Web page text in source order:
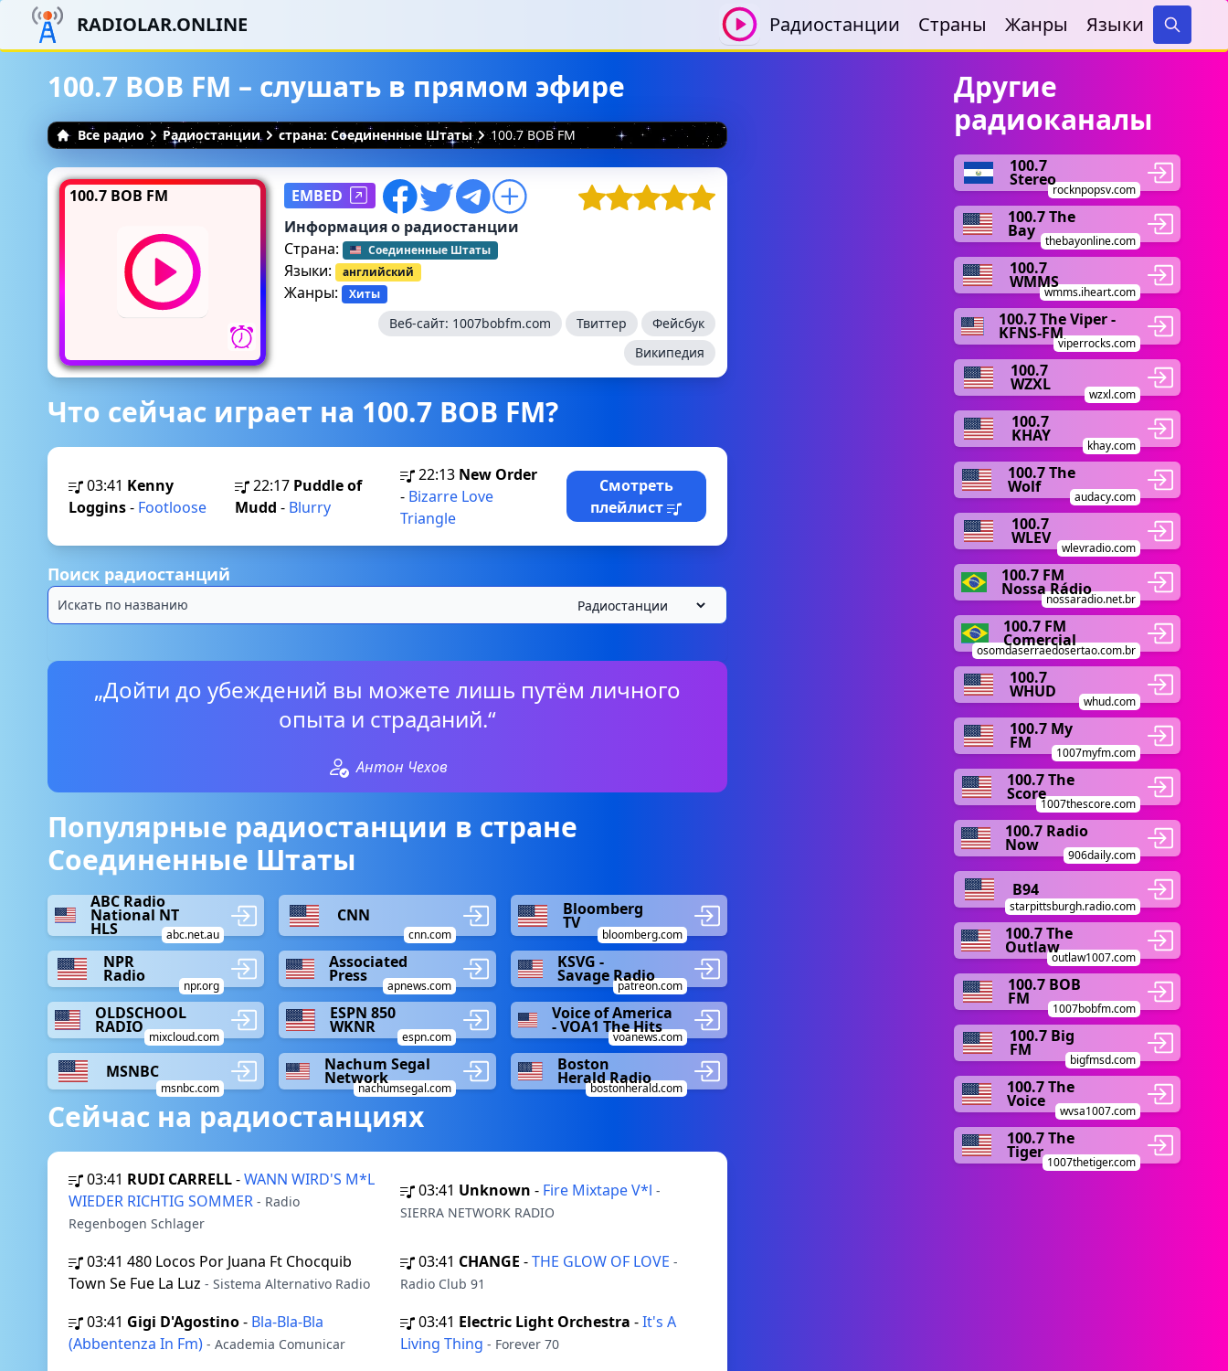
RADIOLAR.ONLINE Радиостанции Страны Жанры Языки
Search
100.7 BOB FM – слушать в прямом эфире
Все радио Радиостанции страна: Соединенные Штаты 100.7 BOB FM
100.7 BOB FM
EMBED
Информация о радиостанции
Страна:
Соединенные Штаты
Языки: английский
Жанры: Хиты
Веб-сайт: 1007bobfm.com Твиттер
Фейсбук
Википедия
Что сейчас играет на 100.7 BOB FM?
03:41 Kenny
Loggins- Footloose
22:17 Puddle of
Mudd - Blurry
22:13 New Order
- Bizarre Love
Triangle
Смотреть
плейлист
Поиск радиостанций
„Дойти до убеждений вы можете лишь путём личного
опыта и страданий.“
Антон Чехов
Популярные радиостанции в стране
Соединенные Штаты
ABC Radio
National NT
HLS abc.net.au
CNN
cnn.com
Bloomberg
TV
bloomberg.com
NPR
Radio
npr.org
Associated
Press
apnews.com
KSVG -
Savage Radio
patreon.com
OLDSCHOOL
RADIO
mixcloud.com
ESPN 850
WKNR
espn.com
Voice of America
- VOA1 The Hits
voanews.com
MSNBC
msnbc.com
Nachum Segal
Network
nachumsegal.com
Boston
Herald Radio
bostonherald.com
Сейчас на радиостанциях
03:41 RUDI CARRELL-WANN WIRD'S M*L
WIEDER RICHTIG SOMMER - Radio
Regenbogen Schlager
03:41 Unknown - Fire Mixtape V*l -
SIERRA NETWORK RADIO
03:41 480 Locos Por Juana Ft Chocquib
Town Se Fue La Luz - Sistema Alternativo Radio
03:41 CHANGE -THE GLOW OF LOVE -
Radio Club 91
03:41 Gigi D'Agostino- Bla-Bla-Bla
(Abbentenza In Fm) - Academia Comunicar
03:41 Electric Light Orchestra -It's A
Living Thing - Forever 70
Другие
радиоканалы
100.7
Stereo
rocknpopsv.com
100.7 The
Bay
thebayonline.com
100.7
WMMS
wmms.iheart.com
100.7 The Viper -
KFNS-FM
viperrocks.com
100.7
WZXL
wzxl.com
100.7
KHAY
khay.com
100.7 The
Wolf
audacy.com
100.7
WLEV
wlevradio.com
100.7 FM
Nossa Rádio
nossaradio.net.br
100.7 FM
Comercial
osomdaserraedosertao.com.br
100.7
WHUD
whud.com
100.7 My
FM
1007myfm.com
100.7 The
Score
1007thescore.com
100.7 Radio
Now
906daily.com
B94
starpittsburgh.radio.com
100.7 The
Outlaw
outlaw1007.com
100.7 BOB
FM
1007bobfm.com
100.7 Big
FM
bigfmsd.com
100.7 The
Voice
wvsa1007.com
100.7 The
Tiger
1007thetiger.com